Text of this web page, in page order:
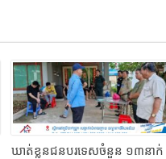
ឃាត់ខ្លួនជនបរទេសចំនួន ១៣នាក់